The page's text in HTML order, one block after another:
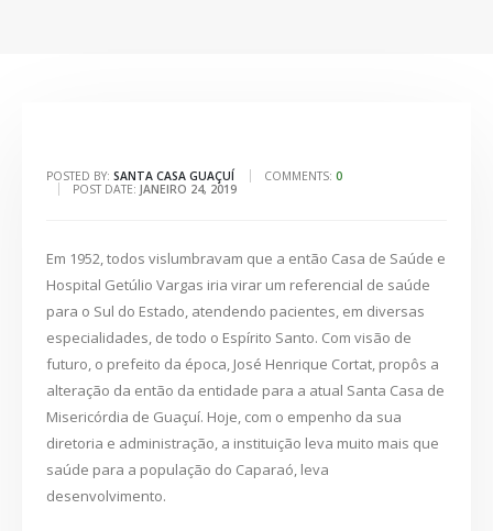
POSTED BY:SANTA CASA GUAÇUÍ COMMENTS: 0
POST DATE: JANEIRO 24, 2019
Em 1952, todos vislumbravam que a então Casa de Saúde e
Hospital Getúlio Vargas iria virar um referencial de saúde
para o Sul do Estado, atendendo pacientes, em diversas
especialidades, de todo o Espírito Santo. Com visão de
futuro, o prefeito da época, José Henrique Cortat, propôs a
alteração da então da entidade para a atual Santa Casa de
Misericórdia de Guaçuí. Hoje, com o empenho da sua
diretoria e administração, a instituição leva muito mais que
saúde para a população do Caparaó, leva
desenvolvimento.